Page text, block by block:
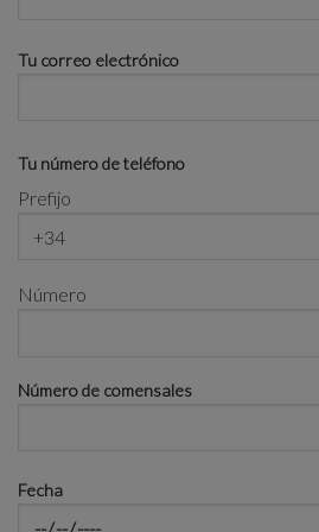
Tu correo electrónico
Tu número de teléfono
Prefijo
Número
Número de comensales
Fecha